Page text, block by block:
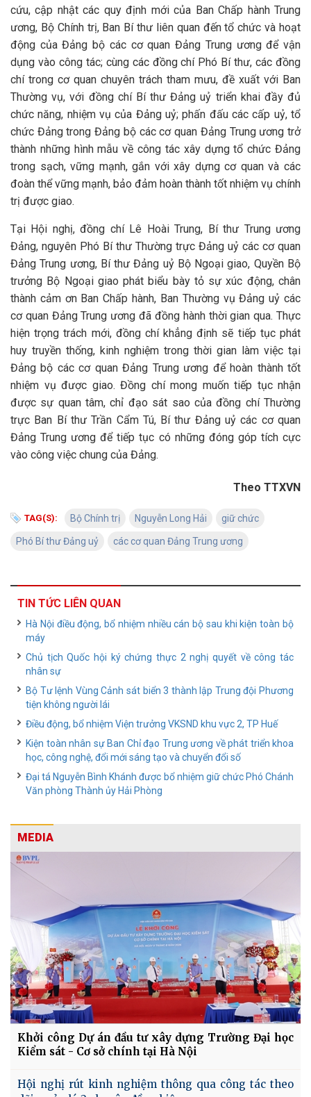
cứu, cập nhật các quy định mới của Ban Chấp hành Trung
ương, Bộ Chính trị, Ban Bí thư liên quan đến tổ chức và hoạt
động của Đảng bộ các cơ quan Đảng Trung ương để vận
dụng vào công tác; cùng các đồng chí Phó Bí thư, các đồng
chí trong cơ quan chuyên trách tham mưu, đề xuất với Ban
Thường vụ, với đồng chí Bí thư Đảng uỷ triển khai đầy đủ
chức năng, nhiệm vụ của Đảng uỷ; phấn đấu các cấp uỷ, tổ
chức Đảng trong Đảng bộ các cơ quan Đảng Trung ương trở
thành những hình mẫu về công tác xây dựng tổ chức Đảng
trong sạch, vững mạnh, gắn với xây dựng cơ quan và các
đoàn thể vững mạnh, bảo đảm hoàn thành tốt nhiệm vụ chính
trị được giao.
Tại Hội nghị, đồng chí Lê Hoài Trung, Bí thư Trung ương
Đảng, nguyên Phó Bí thư Thường trực Đảng uỷ các cơ quan
Đảng Trung ương, Bí thư Đảng uỷ Bộ Ngoại giao, Quyền Bộ
trưởng Bộ Ngoại giao phát biểu bày tỏ sự xúc động, chân
thành cảm ơn Ban Chấp hành, Ban Thường vụ Đảng uỷ các
cơ quan Đảng Trung ương đã đồng hành thời gian qua. Thực
hiện trọng trách mới, đồng chí khẳng định sẽ tiếp tục phát
huy truyền thống, kinh nghiệm trong thời gian làm việc tại
Đảng bộ các cơ quan Đảng Trung ương để hoàn thành tốt
nhiệm vụ được giao. Đồng chí mong muốn tiếp tục nhận
được sự quan tâm, chỉ đạo sát sao của đồng chí Thường
trực Ban Bí thư Trần Cẩm Tú, Bí thư Đảng uỷ các cơ quan
Đảng Trung ương để tiếp tục có những đóng góp tích cực
vào công việc chung của Đảng.
Theo TTXVN
TAG(S): Bộ Chính trị Nguyễn Long Hải giữ chức
Phó Bí thư Đảng uỷ các cơ quan Đảng Trung ương
TIN TỨC LIÊN QUAN
Hà Nội điều động, bổ nhiệm nhiều cán bộ sau khi kiện toàn bộ
máy
Chủ tịch Quốc hội ký chứng thực 2 nghị quyết về công tác
nhân sự
Bộ Tư lệnh Vùng Cảnh sát biển 3 thành lập Trung đội Phương
tiện không người lái
Điều động, bổ nhiệm Viện trưởng VKSND khu vực 2, TP Huế
Kiện toàn nhân sự Ban Chỉ đạo Trung ương về phát triển khoa
học, công nghệ, đổi mới sáng tạo và chuyển đổi số
Đại tá Nguyễn Bình Khánh được bổ nhiệm giữ chức Phó Chánh
Văn phòng Thành ủy Hải Phòng
MEDIA
Khởi công Dự án đầu tư xây dựng Trường Đại học
Kiểm sát - Cơ sở chính tại Hà Nội
Hội nghị rút kinh nghiệm thông qua công tác theo